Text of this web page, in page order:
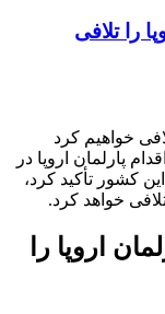
را تلافی
خواهیم کرد
پارلمان اروپا در
کشور تأکید کرد،
خواهد کرد.
اروپا را